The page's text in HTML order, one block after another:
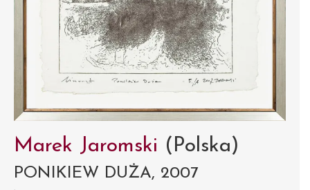
Marek Jaromski (Polska)
PONIKIEW DUŻA, 2007